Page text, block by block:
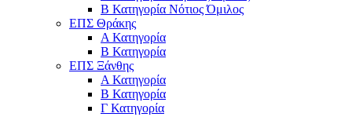
Β Κατηγορία Νότιος Όμιλος
ΕΠΣ Θράκης
Α Κατηγορία
Β Κατηγορία
ΕΠΣ Ξάνθης
Α Κατηγορία
Β Κατηγορία
Γ Κατηγορία